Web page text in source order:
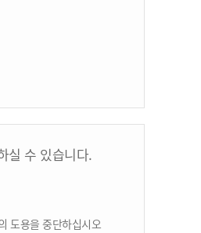
실 수 있습니다.
도용을 중단하십시오